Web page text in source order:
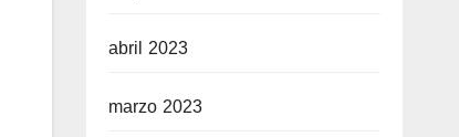
abril 2023
marzo 2023